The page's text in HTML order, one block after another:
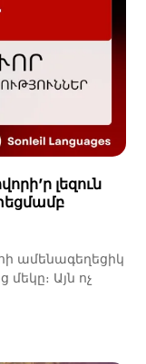
լեզուն
ամենագեղեցիկ
մեկը։ Այն ոչ